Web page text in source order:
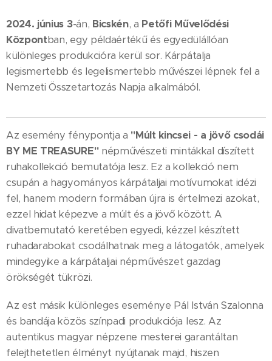
2024. június 3-án, Bicskén, a Petőfi Művelődési
Központban, egy példaértékű és egyedülállóan
különleges produkcióra kerül sor. Kárpátalja
legismertebb és legelismertebb művészei lépnek fel a
Nemzeti Összetartozás Napja alkalmából.
Az esemény fénypontja a "Múlt kincsei - a jövő csodái
BY ME TREASURE"népművészeti mintákkal díszített
ruhakollekció bemutatója lesz. Ez a kollekció nem
csupán a hagyományos kárpátaljai motívumokat idézi
fel, hanem modern formában újra is értelmezi azokat,
ezzel hidat képezve a múlt és a jövő között. A
divatbemutató keretében egyedi, kézzel készített
ruhadarabokat csodálhatnak meg a látogatók, amelyek
mindegyike a kárpátaljai népművészet gazdag
örökségét tükrözi.
Az est másik különleges eseménye Pál István Szalonna
és bandája közös színpadi produkciója lesz. Az
autentikus magyar népzene mesterei garantáltan
felejthetetlen élményt nyújtanak majd, hiszen